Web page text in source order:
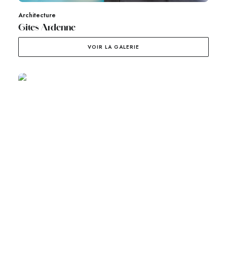
Architecture
Gites Ardenne
VOIR LA GALERIE